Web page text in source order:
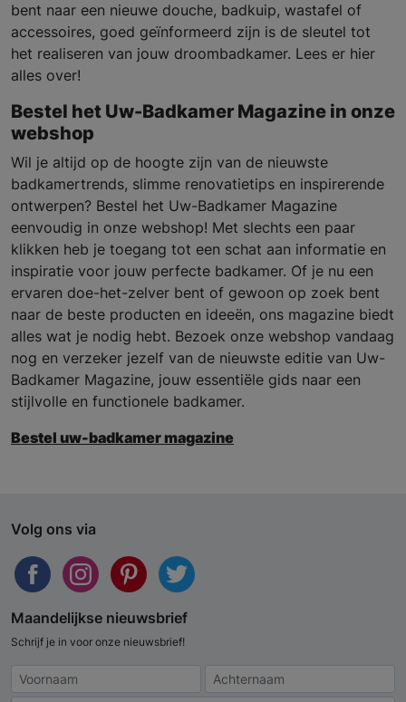
bent naar een nieuwe douche, badkuip, wastafel of
accessoires, goed geïnformeerd zijn is de sleutel tot
het realiseren van jouw droombadkamer. Lees er hier
alles over!
Bestel het Uw-Badkamer Magazine in onze
webshop
Wil je altijd op de hoogte zijn van de nieuwste
badkamertrends, slimme renovatietips en inspirerende
ontwerpen? Bestel het Uw-Badkamer Magazine
eenvoudig in onze webshop! Met slechts een paar
klikken heb je toegang tot een schat aan informatie en
inspiratie voor jouw perfecte badkamer. Of je nu een
ervaren doe-het-zelver bent of gewoon op zoek bent
naar de beste producten en ideeën, ons magazine biedt
alles wat je nodig hebt. Bezoek onze webshop vandaag
nog en verzeker jezelf van de nieuwste editie van Uw-
Badkamer Magazine, jouw essentiële gids naar een
stijlvolle en functionele badkamer.
Bestel uw-badkamer magazine
Volg ons via
Maandelijkse nieuwsbrief
Schrijf je in voor onze nieuwsbrief!